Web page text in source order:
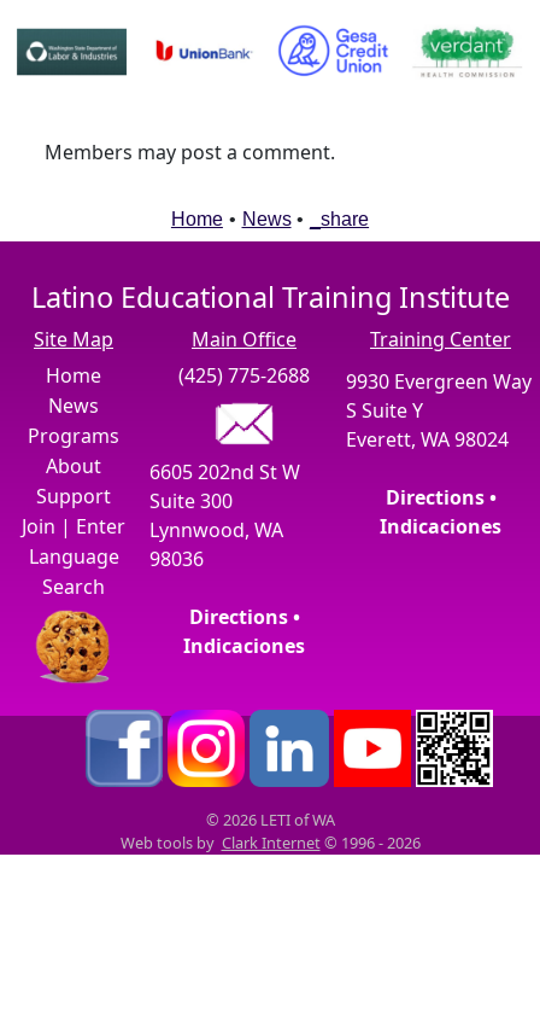
Members may post a comment.
Home • News • _share
Latino Educational Training Institute
Site Map
Home
News
Programs
About
Support
Join | Enter
Language
Search
Main Office
(425) 775-2688
6605 202nd St W
Suite 300
Lynnwood, WA
98036
Directions •
Indicaciones
Training Center
9930 Evergreen Way
S Suite Y
Everett, WA 98024
Directions •
Indicaciones
© 2026 LETI of WA
Web tools by Clark Internet© 1996 - 2026